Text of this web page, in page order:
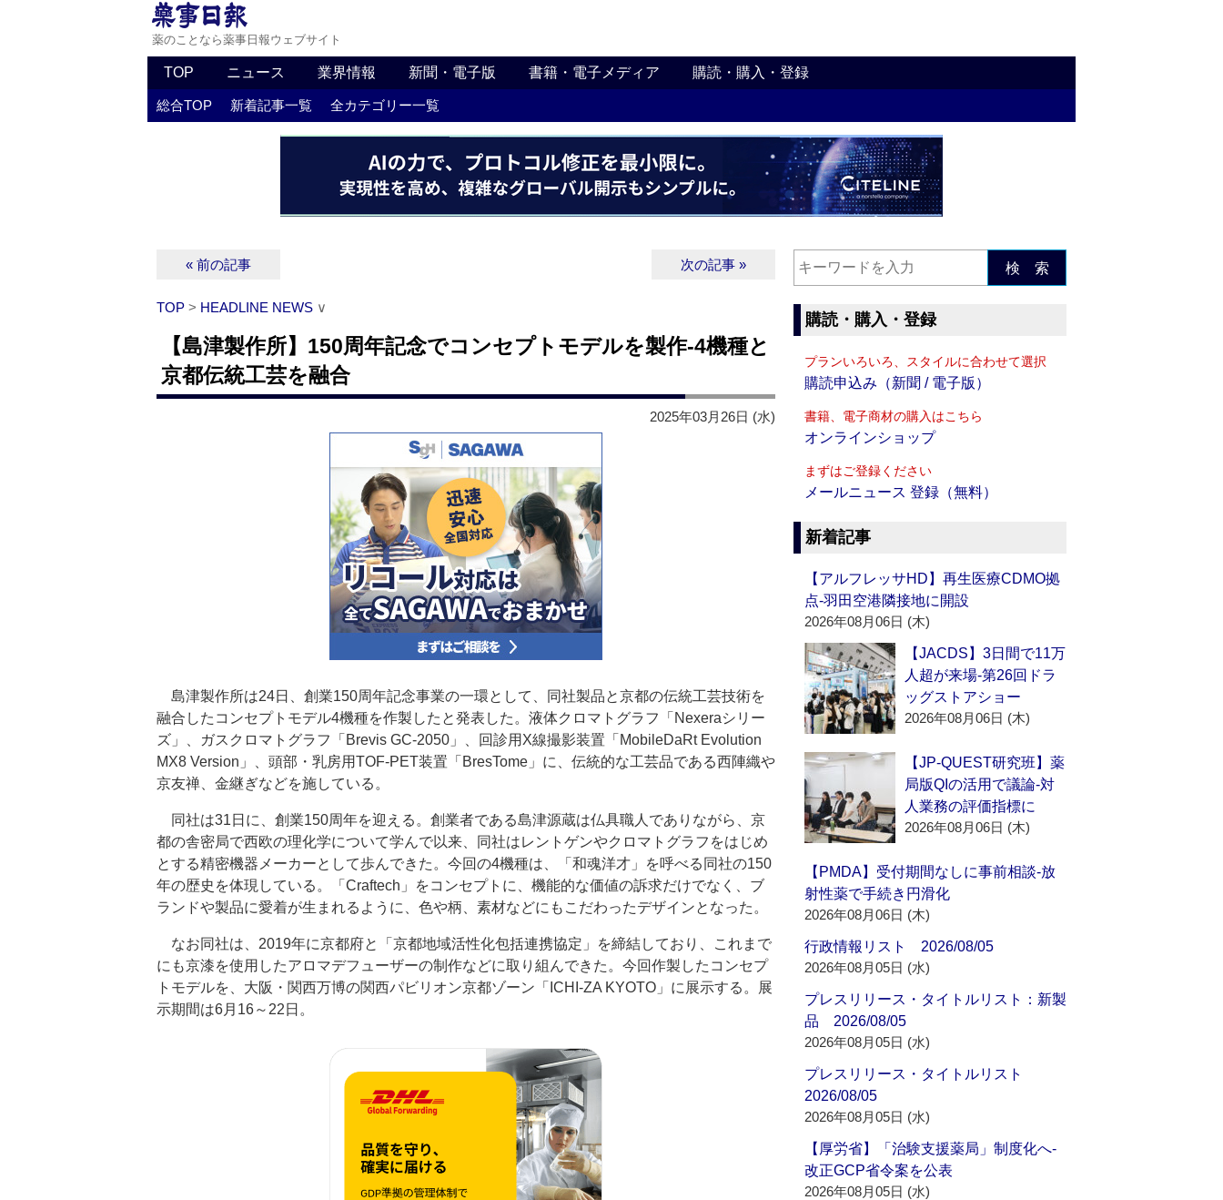
薬のことなら薬事日報ウェブサイト
TOP ニュース 業界情報 新聞・電子版 書籍・電子メディア 購読・購入・登録
総合TOP 新着記事一覧 全カテゴリー一覧
« 前の記事 次の記事 »
TOP > HEADLINE NEWS ∨
【島津製作所】150周年記念でコンセプトモデルを製作‐4機種と
京都伝統工芸を融合
2025年03月26日 (水)
島津製作所は24日、創業150周年記念事業の一環として、同社製品と京都の伝統工芸技術を
融合したコンセプトモデル4機種を作製したと発表した。液体クロマトグラフ「Nexeraシリー
ズ」、ガスクロマトグラフ「Brevis GC-2050」、回診用X線撮影装置「MobileDaRt Evolution
MX8 Version」、頭部・乳房用TOF-PET装置「BresTome」に、伝統的な工芸品である西陣織や
京友禅、金継ぎなどを施している。
同社は31日に、創業150周年を迎える。創業者である島津源蔵は仏具職人でありながら、京
都の舎密局で西欧の理化学について学んで以来、同社はレントゲンやクロマトグラフをはじめ
とする精密機器メーカーとして歩んできた。今回の4機種は、「和魂洋才」を呼べる同社の150
年の歴史を体現している。「Craftech」をコンセプトに、機能的な価値の訴求だけでなく、ブ
ランドや製品に愛着が生まれるように、色や柄、素材などにもこだわったデザインとなった。
なお同社は、2019年に京都府と「京都地域活性化包括連携協定」を締結しており、これまで
にも京漆を使用したアロマデフューザーの制作などに取り組んできた。今回作製したコンセプ
トモデルを、大阪・関西万博の関西パビリオン京都ゾーン「ICHI-ZA KYOTO」に展示する。展
示期間は6月16～22日。
検 索
購読・購入・登録
プランいろいろ、スタイルに合わせて選択
購読申込み（新聞 / 電子版）
書籍、電子商材の購入はこちら
オンラインショップ
まずはご登録ください
メールニュース 登録（無料）
新着記事
【アルフレッサHD】再生医療CDMO拠
点‐羽田空港隣接地に開設
2026年08月06日 (木)
【JACDS】3日間で11万
人超が来場‐第26回ドラ
ッグストアショー
2026年08月06日 (木)
【JP-QUEST研究班】薬
局版QIの活用で議論‐対
人業務の評価指標に
2026年08月06日 (木)
【PMDA】受付期間なしに事前相談‐放
射性薬で手続き円滑化
2026年08月06日 (木)
行政情報リスト 2026/08/05
2026年08月05日 (水)
プレスリリース・タイトルリスト：新製
品 2026/08/05
2026年08月05日 (水)
プレスリリース・タイトルリスト
2026/08/05
2026年08月05日 (水)
【厚労省】「治験支援薬局」制度化へ‐
改正GCP省令案を公表
2026年08月05日 (水)